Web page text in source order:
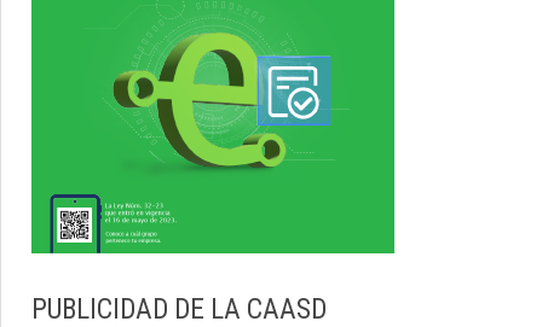
PUBLICIDAD DE LA CAASD